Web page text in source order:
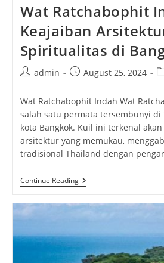
Wat Ratchabophit
Keajaiban
Spiritualitas di
Postadmin
PostAugust 25, 2024
Wat Ratchabophit Indah Wat
salah satu permata tersembunyi
kota Bangkok. Kuil ini terkenal
arsitektur yang memukau,
tradisional Thailand dengan
Continue ReadingWat
Ratchabophit
Keajaiban
Arsitektur
Spiritualitas
Di
Bangkok